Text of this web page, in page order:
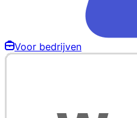
Voor bedrijven